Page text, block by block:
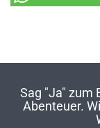
Sag "Ja" zum
Abenteuer.